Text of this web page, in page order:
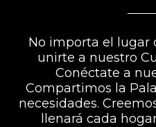
No importa el lugar
unirte a nuestro
Conéctate a
Compartimos la
necesidades.
llenará cada